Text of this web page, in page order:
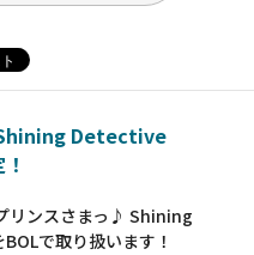
Detective
リンスさまっ♪ Shining
で取り扱います！